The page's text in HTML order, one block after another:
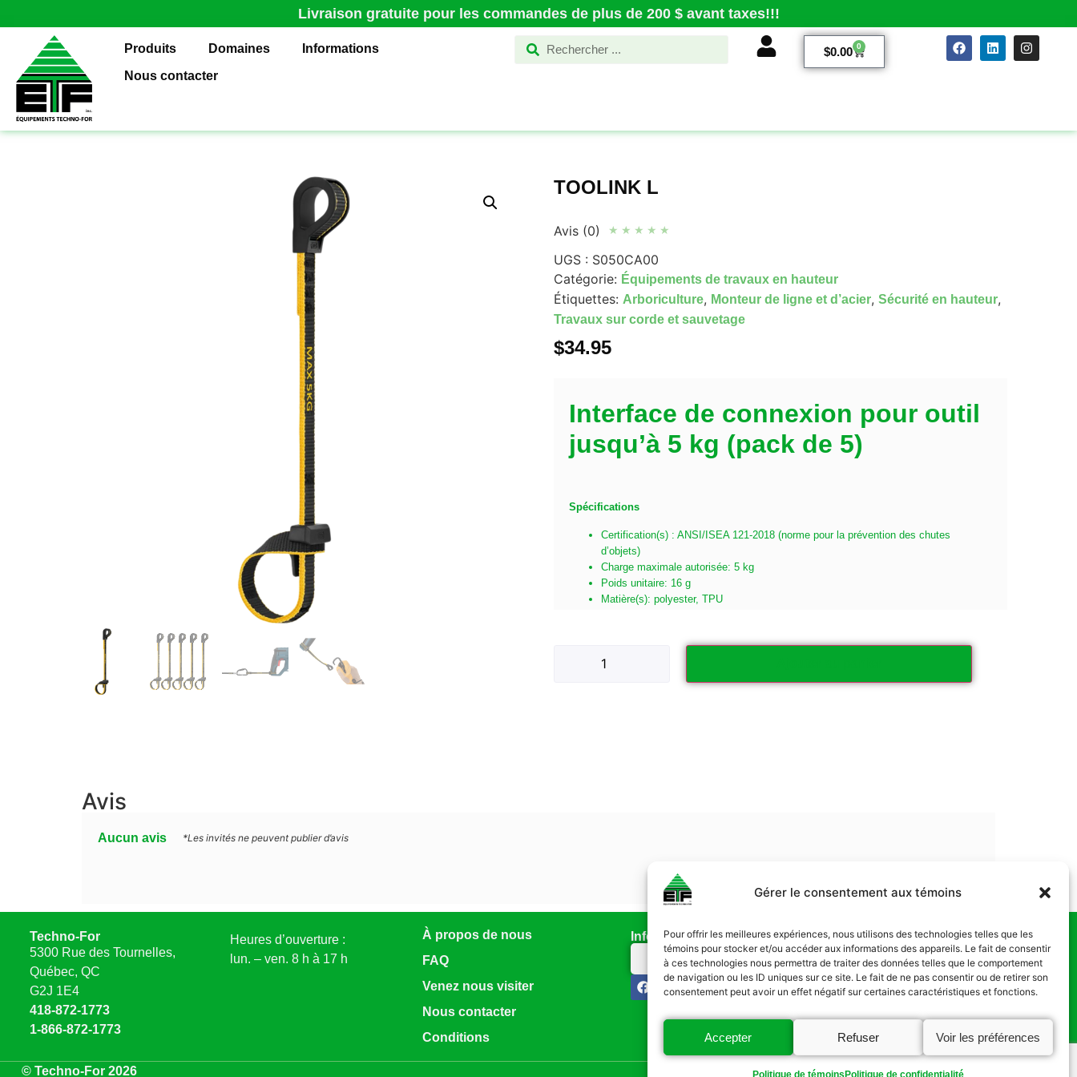
Gérer le consentement aux témoins
Pour offrir les meilleures expériences, nous utilisons des technologies telles que les
témoins pour stocker et/ou accéder aux informations des appareils. Le fait de consentir
à ces technologies nous permettra de traiter des données telles que le comportement
de navigation ou les ID uniques sur ce site. Le fait de ne pas consentir ou de retirer son
consentement peut avoir un effet négatif sur certaines caractéristiques et fonctions.
Accepter Refuser Voir les préférences
Politique de témoins Politique de confidentialité
Livraison gratuite pour les commandes de plus de 200 $ avant taxes!!!
Produits Domaines
Informations
Nous contacter
$0.00 0
TOOLINK L
Avis (0) ★ ★ ★ ★ ★
UGS : S050CA00
Catégorie: Équipements de travaux en hauteur
Étiquettes: Arboriculture, Monteur de ligne et d’acier, Sécurité en hauteur,
Travaux sur corde et sauvetage
$34.95
Interface de connexion pour outil
jusqu’à 5 kg (pack de 5)
Spécifications
Certification(s) : ANSI/ISEA 121-2018 (norme pour la prévention des chutes
d’objets)
Charge maximale autorisée: 5 kg
Poids unitaire: 16 g
Matière(s): polyester, TPU
Avis
Aucun avis *Les invités ne peuvent publier d’avis
Techno-For
5300 Rue des Tournelles,
Québec, QC
G2J 1E4
418-872-1773
1-866-872-1773
Heures d’ouverture :
lun. – ven. 8 h à 17 h
À propos de nous
FAQ
Venez nous visiter
Nous contacter
Conditions
Infolettre
Abonnez-vous
© Techno-For 2026